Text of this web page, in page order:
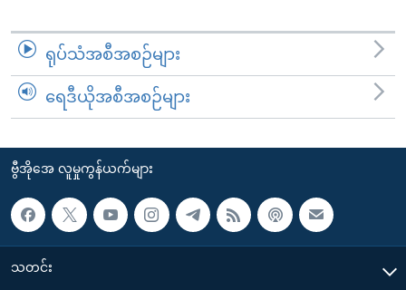
ရုပ်သံအစီအစဉ်များ
ရေဒီယိုအစီအစဉ်များ
ဗွီအိုအေ လူမှုကွန်ယက်များ
သတင်း